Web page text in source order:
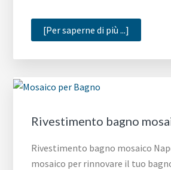
[Per saperne di più ...]
mosaico
bagno
Rivestimento bagno
Rivestimento bagno mosaico
mosaico per rinnovare il tuo